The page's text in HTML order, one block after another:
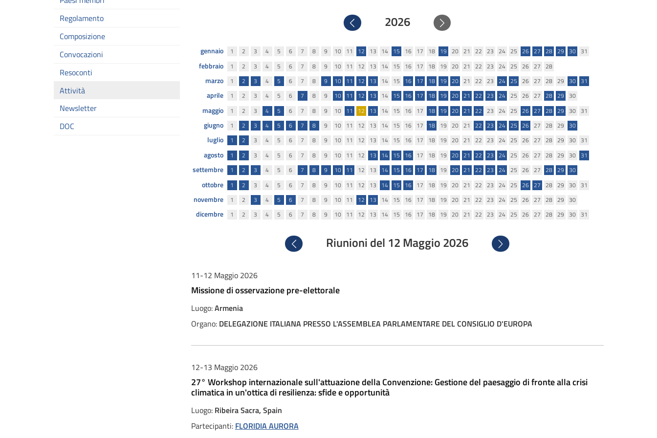
Regolamento
Composizione
Convocazioni
Resoconti
Attività
Newsletter
DOC
Precedente 2026 Successivo
gennaio 1 2 3 4 5 6 7 8 9 10 11 12 13 14 15 16 17 18 19 20 21 22 23 24 25 26 27 28 29 30 31
febbraio 1 2 3 4 5 6 7 8 9 10 11 12 13 14 15 16 17 18 19 20 21 22 23 24 25 26 27 28
marzo 1 2 3 4 5 6 7 8 9 10 11 12 13 14 15 16 17 18 19 20 21 22 23 24 25 26 27 28 29 30 31
aprile 1 2 3 4 5 6 7 8 9 10 11 12 13 14 15 16 17 18 19 20 21 22 23 24 25 26 27 28 29 30
maggio 1 2 3 4 5 6 7 8 9 10 11 12 13 14 15 16 17 18 19 20 21 22 23 24 25 26 27 28 29 30 31
giugno 1 2 3 4 5 6 7 8 9 10 11 12 13 14 15 16 17 18 19 20 21 22 23 24 25 26 27 28 29 30
luglio 1 2 3 4 5 6 7 8 9 10 11 12 13 14 15 16 17 18 19 20 21 22 23 24 25 26 27 28 29 30 31
agosto 1 2 3 4 5 6 7 8 9 10 11 12 13 14 15 16 17 18 19 20 21 22 23 24 25 26 27 28 29 30 31
settembre 1 2 3 4 5 6 7 8 9 10 11 12 13 14 15 16 17 18 19 20 21 22 23 24 25 26 27 28 29 30
ottobre 1 2 3 4 5 6 7 8 9 10 11 12 13 14 15 16 17 18 19 20 21 22 23 24 25 26 27 28 29 30 31
novembre 1 2 3 4 5 6 7 8 9 10 11 12 13 14 15 16 17 18 19 20 21 22 23 24 25 26 27 28 29 30
dicembre 1 2 3 4 5 6 7 8 9 10 11 12 13 14 15 16 17 18 19 20 21 22 23 24 25 26 27 28 29 30 31
Precedente Riunioni del 12 Maggio 2026 Successivo
11-12 Maggio 2026
Missione di osservazione pre-elettorale
Luogo:Armenia
Organo: DELEGAZIONE ITALIANA PRESSO L'ASSEMBLEA PARLAMENTARE DEL CONSIGLIO D'EUROPA
12-13 Maggio 2026
27° Workshop internazionale sull'attuazione della Convenzione: Gestione del paesaggio di fronte alla crisi
climatica in un'ottica di resilienza: sfide e opportunità
Luogo: Ribeira Sacra, Spain
Partecipanti: FLORIDIA AURORA